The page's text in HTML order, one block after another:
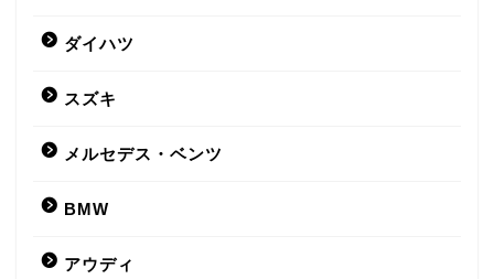
ダイハツ
スズキ
メルセデス・ベンツ
BMW
アウディ